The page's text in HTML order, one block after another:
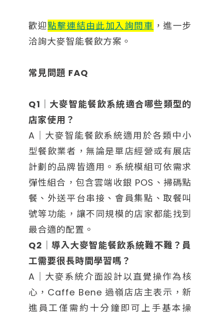
歡迎點擊連結由此加入詢問車 ，進一步
洽詢大麥智能餐飲方案。
常見問題 FAQ
Q1｜大麥智能餐飲系統適合哪些類型的
店家使用？
A｜大麥智能餐飲系統適用於各類中小
型餐飲業者，無論是單店經營或有展店
計劃的品牌皆適用。系統模組可依需求
彈性組合，包含雲端收銀 POS、掃碼點
餐、外送平台串接、會員集點、取餐叫
號等功能，讓不同規模的店家都能找到
最合適的配置。
Q2｜導入大麥智能餐飲系統難不難？員
工需要很長時間學習嗎？
A｜大麥系統介面設計以直覺操作為核
心，Caffe Bene 過嶺店店主表示，新
進員工僅需約十分鐘即可上手基本操